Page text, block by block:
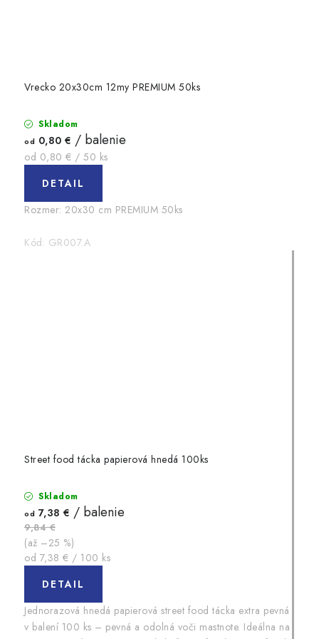
Vrecko 20x30cm 12my PREMIUM 50ks
Skladom
od 0,80 € / balenie
Jednotková
od 0,80 € / 50 ks
DETAIL
Rozmer: 20x30 cm PREMIUM 50ks
Kód: GR007.A
Street food tácka papierová hnedá 100ks
Skladom
od 7,38 € / balenie
9,84 €
(až –25 %)
Jednotková
od 7,38 € / 100 ks
DETAIL
Jednorazová hnedá papierová street food tácka extra pevná
v balení 100 ks – pevná a odolná voči mastnote. Ideálna na